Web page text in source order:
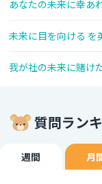
あなたの未来に幸あ
未来に目を向ける を
我が社の未来に賭け
質問ラン
週間 月